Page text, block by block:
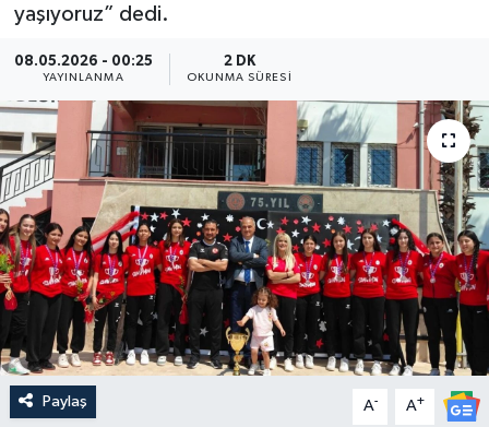
yaşıyoruz” dedi.
08.05.2026 - 00:25
YAYINLANMA
2 DK
OKUNMA SÜRESI
Paylaş A- A+
Görüntülü Haber
Güncel
Kültür & Sanat
Magazin
Resmi İlan
Sağlık & Yaşam
Siyaset
Spor
Haber Arşivi